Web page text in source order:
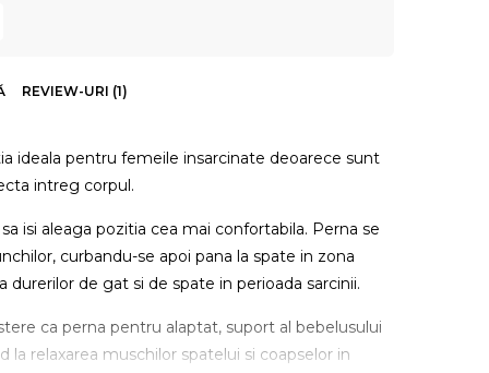
REVIEW-URI (1)
ideala pentru femeile insarcinate deoarece sunt
intreg corpul.
isi aleaga pozitia cea mai confortabila. Perna se
curbandu-se apoi pana la spate in zona
de gat si de spate in perioada sarcinii.
ca perna pentru alaptat, suport al bebelusului
relaxarea muschilor spatelui si coapselor in